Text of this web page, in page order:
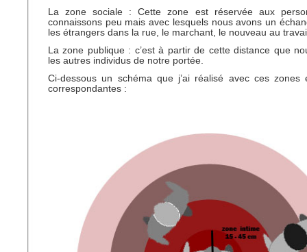
La zone sociale : Cette zone est réservée aux
connaissons peu mais avec lesquels nous avons un
les étrangers dans la rue, le marchant, le nouveau au
La zone publique : c’est à partir de cette distance que
les autres individus de notre portée.
Ci-dessous un schéma que j’ai réalisé avec ces zones
correspondantes :